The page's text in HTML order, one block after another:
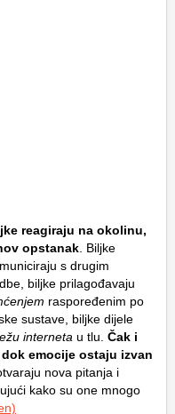
reagiraju na okolinu,
opstanak . Biljke
s drugim
biljke prilagođavaju
raspoređenim po
sustave, biljke dijele
interneta u tlu. Čak i
emocije ostaju izvan
nova pitanja i
kako su one mnogo